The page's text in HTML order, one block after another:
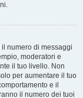
il numero di messaggi
moderatori e
il tuo livello. Non
per aumentare il tuo
e il
il numero dei tuoi